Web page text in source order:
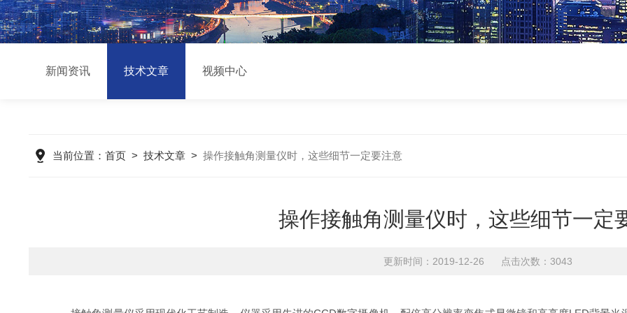
新闻资讯 技术文章 视频中心
当前位置： 首页> 技术文章> 操作接触角测量仪时，这些细节一定要注意
操作接触角测量仪时，这些细节一定
更新时间：2019-12-26 点击次数：3043